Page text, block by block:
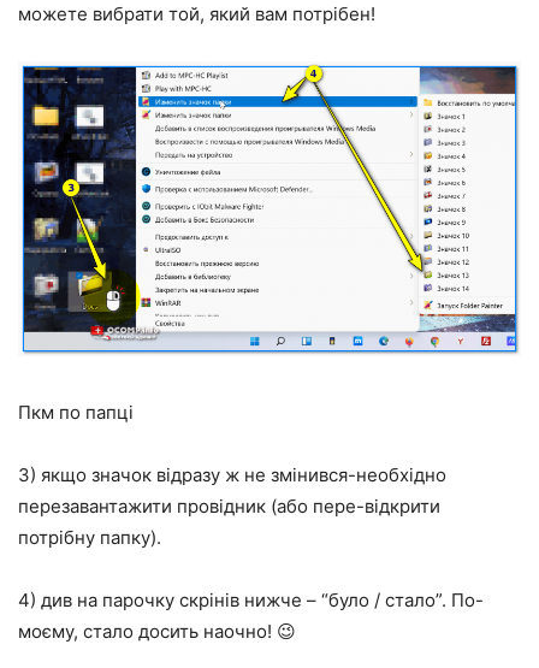
можете вибрати той, який вам потрібен!
Пкм по папці
3) якщо значок відразу ж не змінився-необхідно
перезавантажити провідник (або пере-відкрити
потрібну папку).
4) див на парочку скрінів нижче – “було / стало”. По-
моєму, стало досить наочно! 😉